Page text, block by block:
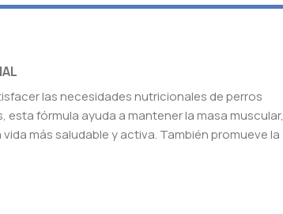
las necesidades nutricionales de perros
fórmula ayuda a mantener la masa muscular,
más saludable y activa. También promueve la